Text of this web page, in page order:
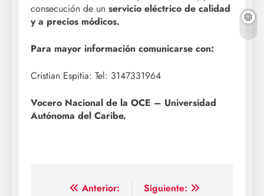
consecución de un servicio eléctrico de calidad
y a precios módicos.
Para mayor información comunicarse con:
Cristian Espitia: Tel: 3147331964
Vocero Nacional de la OCE – Universidad
Autónoma del Caribe.
Navegación
Anterior:
Siguiente: